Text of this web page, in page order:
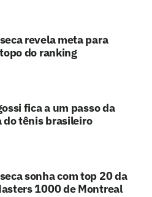
revela meta para
do ranking
fica a um passo da
do tênis brasileiro
sonha com top 20 da
1000 de Montreal